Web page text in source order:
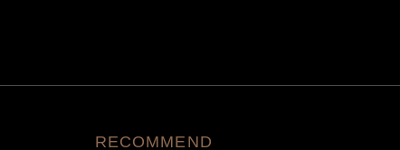
RECOMMEND